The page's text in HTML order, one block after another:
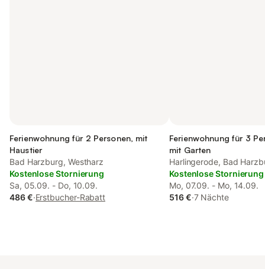
Ferienwohnung für 2 Personen, mit
Haustier
Bad Harzburg, Westharz
Kostenlose Stornierung
Sa, 05.09. - Do, 10.09.
486 €·Erstbucher-Rabatt
Ferienwohnung für 3
mit Garten
Harlingerode, Bad
Kostenlose Stornierung
Mo, 07.09. - Mo, 14.09.
516 €·7 Nächte